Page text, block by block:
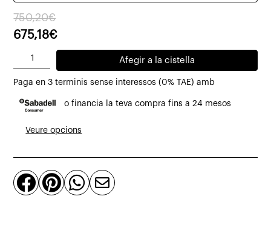
750,20€
El
preu
original
era:
750,20€.
675,18€
El
preu
és:
675,18€.
quantitat
Llum
de
Cestita
Alubat
Santa
Afegir a la cistella
Paga en 3 terminis sense interessos (0% TAE) amb
o financia la teva compra fins a 24 mesos
Veure opcions
   